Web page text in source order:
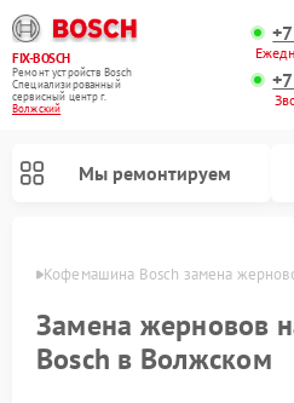
FIX-BOSCH
Ремонт устройств Bosch
Специализированный
cервисный центр г.
Волжский
Мы ремонтируем
Кофемашина Bosch замена
Замена жерновов
Bosch в Волжском